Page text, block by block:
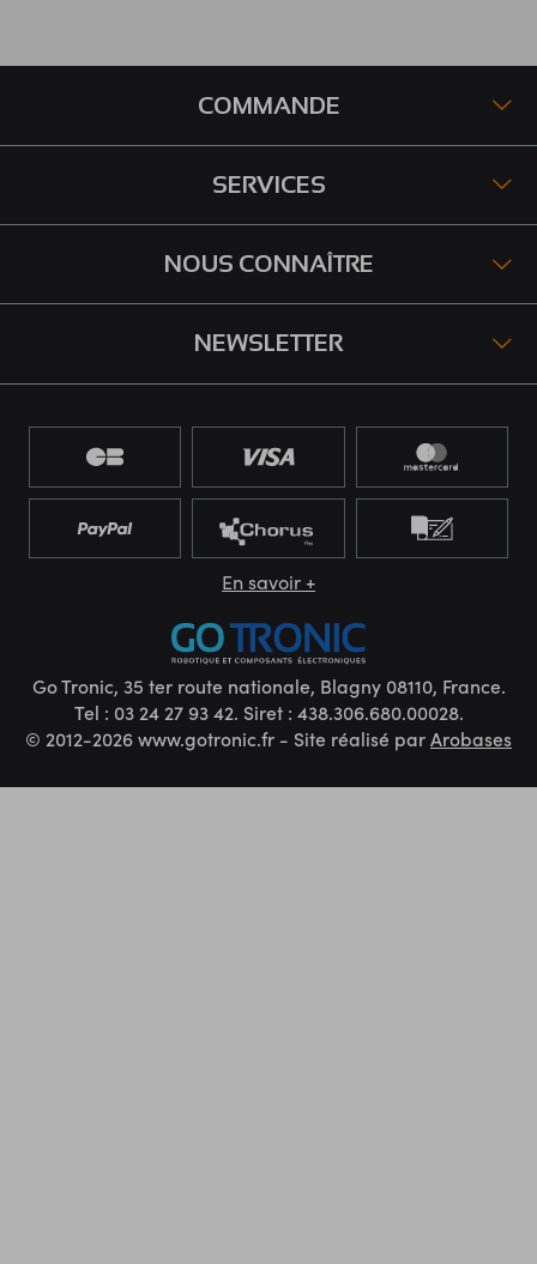
COMMANDE
SERVICES
NOUS CONNAÎTRE
NEWSLETTER
En savoir +
Go Tronic, 35 ter route nationale, Blagny 08110, France.
Tel : 03 24 27 93 42. Siret : 438.306.680.00028.
© 2012-2026 www.gotronic.fr - Site réalisé parArobases